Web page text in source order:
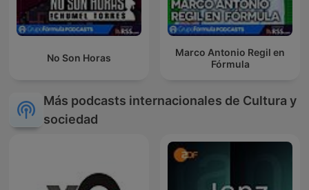
No Son Horas
Marco Antonio Regil en
Fórmula
Más podcasts internacionales de Cultura y
sociedad